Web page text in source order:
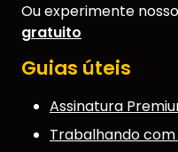
Ou experimente nosso
gratuito
Guias úteis
Assinatura
Trabalhando